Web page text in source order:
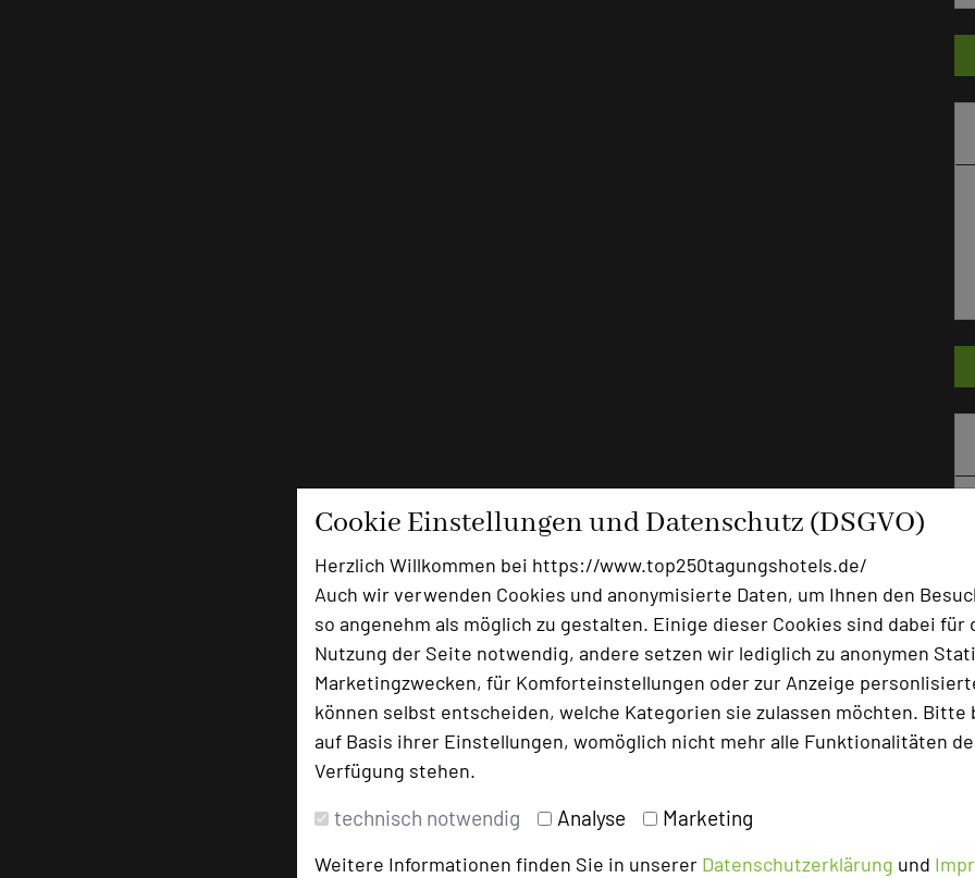
Cookie Einstellungen und Datenschutz (DSGVO)
Herzlich Willkommen bei https://www.top250tagungshotels.de/
Auch wir verwenden Cookies und anonymisierte Daten, um Ihnen den
so angenehm als möglich zu gestalten. Einige dieser Cookies sind dabei für
Nutzung der Seite notwendig, andere setzen wir lediglich zu anonymen
Marketingzwecken, für Komforteinstellungen oder zur Anzeige
können selbst entscheiden, welche Kategorien sie zulassen möchten. Bitte
auf Basis ihrer Einstellungen, womöglich nicht mehr alle Funktionalitäten
Verfügung stehen.
technisch notwendig Analyse Marketing
Weitere Informationen finden Sie in unserer Datenschutzerklärung und